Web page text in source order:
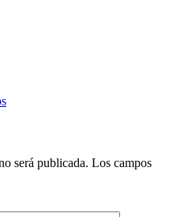
será publicada. Los campos